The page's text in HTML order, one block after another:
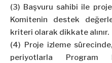
(3) Başvuru sahibi ile
Komitenin destek
kriteri olarak dikkate alınır.
(4) Proje izleme
periyotlarla Program